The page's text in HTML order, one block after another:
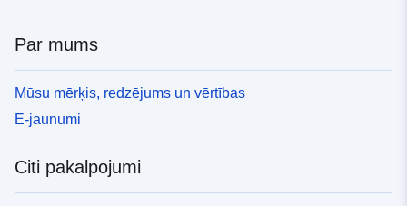
Par mums
Mūsu mērķis, redzējums un vērtības
E-jaunumi
Citi pakalpojumi